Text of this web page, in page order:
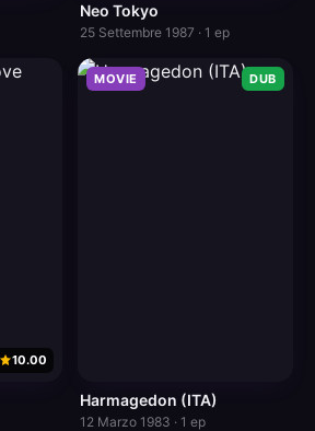
Neo Tokyo
25 Settembre 1987 · 1 ep
10.00
MOVIE DUB
Harmagedon (ITA)
12 Marzo 1983 · 1 ep